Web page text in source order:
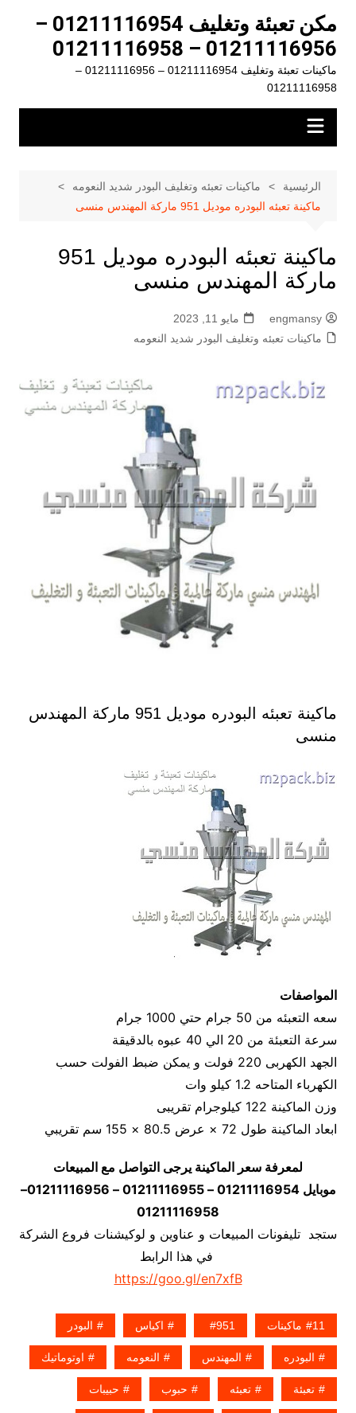
المحتوى
مكن تعبئة وتغليف 01211116954 –
01211116956 – 01211116958
ماكينات تعبئة وتغليف 01211116954 – 01211116956 –
01211116958
الرئيسية
ماكينات تعبئه وتغليف البودر شديد النعومه
ماكينة تعبئه البودره موديل 951 ماركة المهندس منسى
ماكينة تعبئه البودره موديل 951
ماركة المهندس منسى
engmansy
مايو 11, 2023
ماكينات تعبئه وتغليف البودر شديد النعومه
ماكينة تعبئه البودره موديل 951 ماركة المهندس
منسى
المواصفات
سعه التعبئه من 50 جرام حتي 1000 جرام
سرعة التعبئة من 20 الي 40 عبوه بالدقيقة
الجهد الكهربى 220 فولت و يمكن ضبط الفولت حسب
الكهرباء المتاحه 1.2 كيلو وات
وزن الماكينة 122 كيلوجرام تقريبى
ابعاد الماكينة طول 72 × عرض 80.5 × 155 سم تقريبي
لمعرفة سعر الماكينة يرجى التواصل مع المبيعات
موبايل 01211116954 – 01211116955 – 01211116956–
01211116958
ستجد تليفونات المبيعات و عناوين و لوكيشنات فروع الشركة
في هذا الرابط
https://goo.gl/en7xfB
11ماكينات 951 اكياس البودر
البودره المهندس النعومه اوتوماتيك
تعبئة تعبئه حبوب حبيبات